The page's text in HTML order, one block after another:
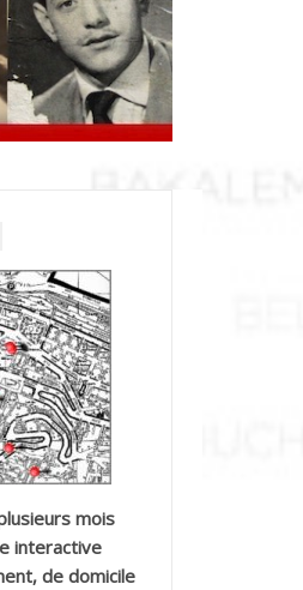
mois
interactive
de domicile